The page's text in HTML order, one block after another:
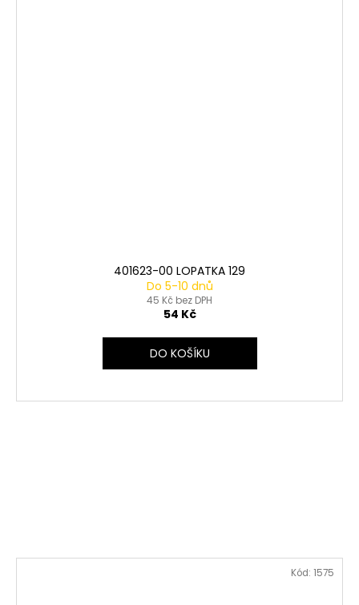
401623-00 LOPATKA 129
Do 5-10 dnů
45 Kč bez DPH
54 Kč
DO KOŠÍKU
Kód: 1575